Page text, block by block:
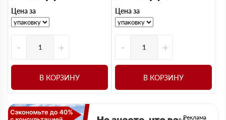
Цена за
- +
В КОРЗИНУ
Цена за
- +
В КОРЗИНУ
Реклама